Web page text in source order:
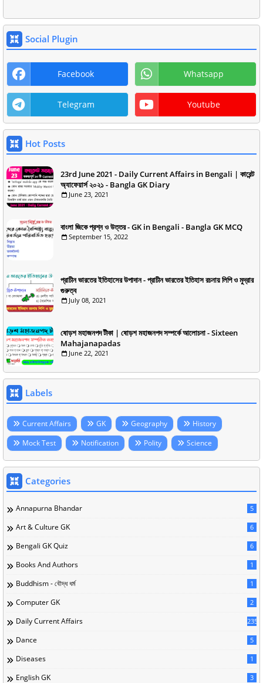
Social Plugin
Facebook Whatsapp
Telegram Youtube
Hot Posts
23rd June 2021 - Daily Current Affairs in Bengali | কারেন্ট
অ্যাফেয়ার্স ২০২১ - Bangla GK Diary
June 23, 2021
বাংলা জিকে প্রশ্ন ও উত্তর - GK in Bengali - Bangla GK MCQ
September 15, 2022
প্রাচীন ভারতের ইতিহাসের উপাদান - প্রাচীন ভারতের ইতিহাস রচনায় লিপি ও মুদ্রার
গুরুত্ব
July 08, 2021
ষোড়শ মহাজনপদ টীকা | ষোড়শ মহাজনপদ সম্পর্কে আলোচনা - Sixteen
Mahajanapadas
June 22, 2021
Labels
Current Affairs GK Geography
History
Mock Test
Notification Polity Science
Categories
Annapurna Bhandar 5
Art & Culture GK 6
Bengali GK Quiz 6
Books And Authors 1
Buddhism - বৌদ্ধ ধর্ম 1
Computer GK 2
Daily Current Affairs 235
Dance 5
Diseases 1
English GK 3